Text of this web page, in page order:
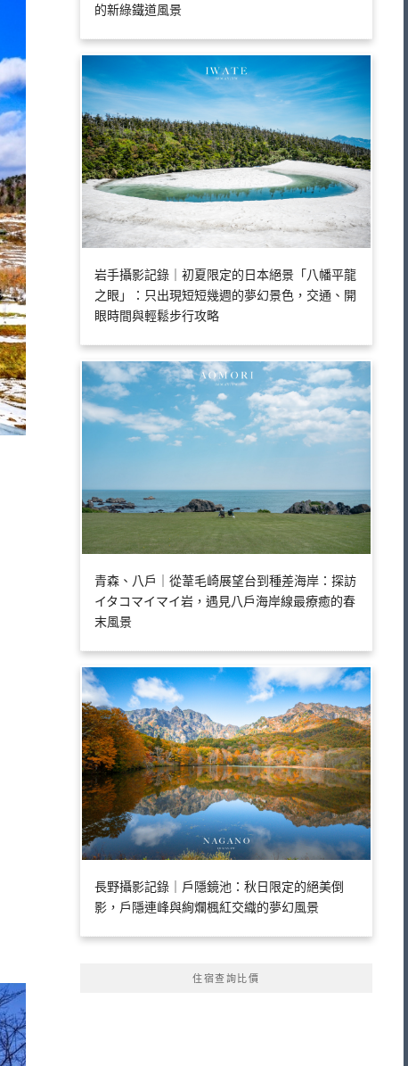
的新綠鐵道風景
岩手攝影記錄｜初夏限定的日本絕景「八幡平龍
之眼」：只出現短短幾週的夢幻景色，交通、開
眼時間與輕鬆步行攻略
青森、八戶｜從葦毛崎展望台到種差海岸：探訪
イタコマイマイ岩，遇見八戶海岸線最療癒的春
末風景
長野攝影記錄｜戶隱鏡池：秋日限定的絕美倒
影，戶隱連峰與絢爛楓紅交織的夢幻風景
住宿查詢比價